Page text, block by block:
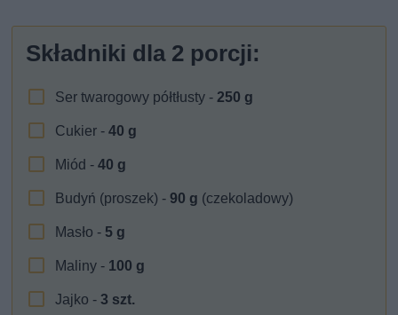
Składniki dla 2 porcji:
Ser twarogowy półtłusty -250 g
Cukier -40 g
Miód -40 g
Budyń (proszek) -90 g (czekoladowy)
Masło - 5 g
Maliny - 100 g
Jajko -3 szt.